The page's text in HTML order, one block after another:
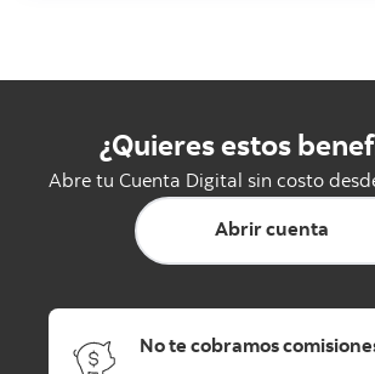
¿Quieres estos
Abre tu Cuenta Digital sin costo
Abrir cuenta
No te cobramos